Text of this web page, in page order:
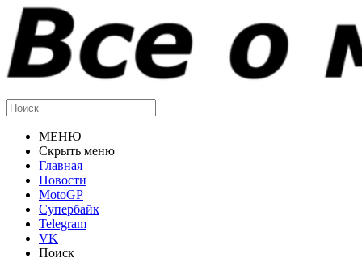
МЕНЮ
Скрыть меню
Главная
Новости
MotoGP
Супербайк
Telegram
VK
Поиск